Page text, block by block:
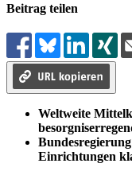
Beitrag teilen
Weltweite
Einrichtungen